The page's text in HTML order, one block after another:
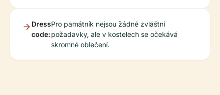
Dress
code:
Pro památník nejsou žádné zvláštní
požadavky, ale v kostelech se očekává
skromné oblečení.